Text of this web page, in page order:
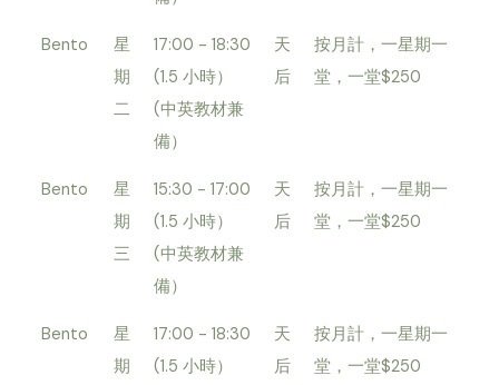
Bento
星
期
二
17:00 - 18:30
(1.5 小時）
(中英教材兼
備）
天
后
按月計，一星期一
堂，一堂$250
Bento
星
期
三
15:30 - 17:00
(1.5 小時）
(中英教材兼
備）
天
后
按月計，一星期一
堂，一堂$250
Bento
星
期
17:00 - 18:30
(1.5 小時）
天
后
按月計，一星期一
堂，一堂$250